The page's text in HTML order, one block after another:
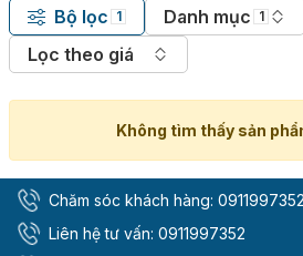
Bộ lọc 1 Danh mục 1
Lọc theo giá
Không tìm thấy sản
Chăm sóc khách hàng: 0911997352
Liên hệ tư vấn: 0911997352